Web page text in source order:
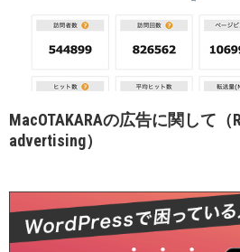
MacOTAKARAの広告に関して（
advertising）